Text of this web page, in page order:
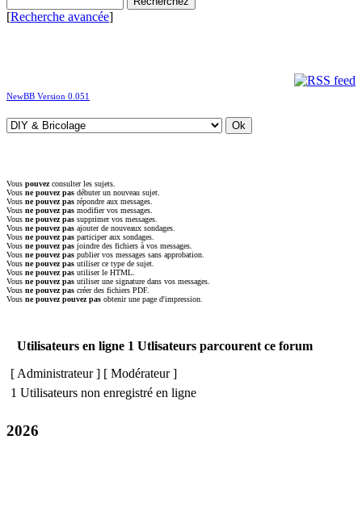
[Recherche avancée]
NewBB Version 0.051
Vous pouvezconsulter les sujets.
Vous ne pouvez pas débuter un nouveau sujet.
Vous ne pouvez pas répondre aux messages.
Vous ne pouvez pas modifier vos messages.
Vous ne pouvez pas supprimer vos messages.
Vous ne pouvez pas ajouter de nouveaux sondages.
Vous ne pouvez pas participer aux sondages.
Vous ne pouvez pas joindre des fichiers à vos messages.
Vous ne pouvez pas publier vos messages sans approbation.
Vous ne pouvez pas utiliser ce type de sujet.
Vous ne pouvez pas utiliser le HTML.
Vous ne pouvez pas utiliser une signature dans vos messages.
Vous ne pouvez pas créer des fichiers PDF.
Vous ne pouvez pouvez pas obtenir une page d'impression.
Utilisateurs en ligne 1 Utlisateurs parcourent ce forum
[ Administrateur] [ Modérateur]
1 Utilisateurs non enregistré en ligne
2026